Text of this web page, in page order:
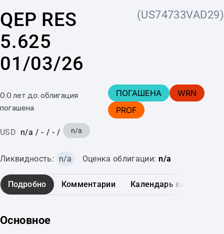
QEP RES
5.625
01/03/26
(US74733VAD29)
0.0 лет до: облигация
погашена
ПОГАШЕНА
WRN
PROF
USD n/a / - / - / n/a
Ликвидность: n/a Оценка облигации: n/a
Подробно Комментарии Календарь выплат
Основное